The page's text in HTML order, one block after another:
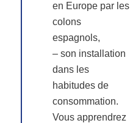
en Europe par les
colons
espagnols,
– son installation
dans les
habitudes de
consommation.
Vous apprendrez